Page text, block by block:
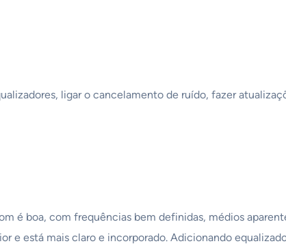
ligar o cancelamento de ruído, fazer
é boa, com frequências bem definidas, médios
e está mais claro e incorporado. Adicionando